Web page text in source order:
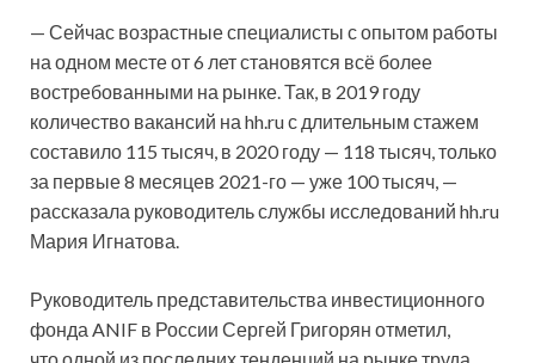
— Сейчас возрастные специалисты с опытом работы
на одном месте от 6 лет становятся всё более
востребованными на рынке. Так, в 2019 году
количество вакансий на hh.ru с длительным стажем
составило 115 тысяч, в 2020 году — 118 тысяч, только
за первые 8 месяцев 2021-го — уже 100 тысяч, —
рассказала руководитель службы исследований hh.ru
Мария Игнатова.
Руководитель представительства инвестиционного
фонда ANIF в России Сергей Григорян отметил,